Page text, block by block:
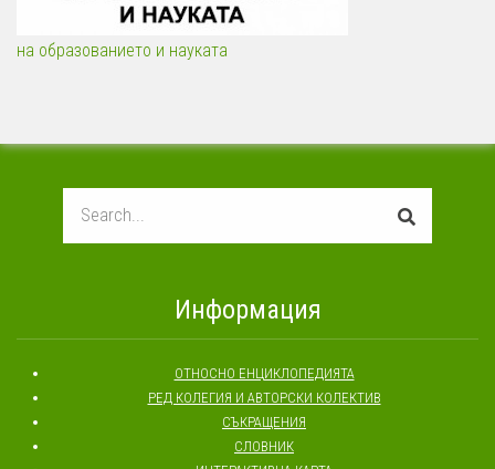
на образованието и науката
Информация
ОТНОСНО ЕНЦИКЛОПЕДИЯТА
РЕД КОЛЕГИЯ И АВТОРСКИ КОЛЕКТИВ
СЪКРАЩЕНИЯ
СЛОВНИК